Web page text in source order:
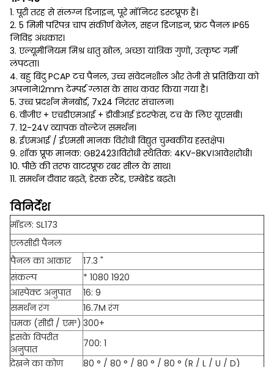
1. पूरी तरह से संलग्न डिजाइन, पूरे मॉनिटर डस्टप्रूफ है।
2. 5 मिमी परिपत्र चाप संकीर्ण बेज़ेल, सहज डिजाइन, फ्रंट पैनल IP65
निविड़ अंधकार।
3. एल्यूमीनियम मिश्र धातु खोल, अच्छा यांत्रिक गुणों, उत्कृष्ट गर्मी
लंपटता।
4. बहु बिंदु PCAP टच पैनल, उच्च संवेदनशील और तेजी से प्रतिक्रिया को
अपनाने।2mm टेम्पर्ड ग्लास के साथ कवर किया गया है।
5. उच्च प्रदर्शन मेनबोर्ड, 7x24 निरंतर संचालन।
6. वीजीए + एचडीएमआई + डीवीआई इंटरफेस, टच के लिए यूएसबी।
7. 12-24V व्यापक वोल्टेज समर्थन।
8. ईएमआई / ईएमसी मानक विरोधी विद्युत चुम्बकीय हस्तक्षेप।
9. शॉक प्रूफ मानक: GB2423।विरोधी स्थैतिक: 4KV-8KV।आवेशरोधी।
10. पीछे की तरफ वाटरप्रूफ रबर सील के साथ।
11. समर्थन दीवार बढ़ते, डेस्क स्टैंड, एम्बेडेड बढ़ते।
विनिर्देश
मॉडल: SL173
एलसीडी पैनल
पैनल का आकार
17.3 "
संकल्प
* 1080 1920
आस्पेक्ट अनुपात
16: 9
समर्थन रंग
16.7M रंग
चमक (सीडी / एम²) 300+
इसके विपरीत
अनुपात
700: 1
देखने का कोण
80 ° / 80 ° / 80 ° / 80 ° (R / L / U / D)